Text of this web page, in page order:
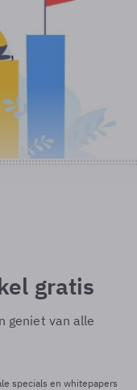
gratis
geniet van alle
specials en whitepapers